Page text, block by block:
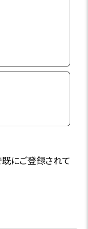
にご登録されて